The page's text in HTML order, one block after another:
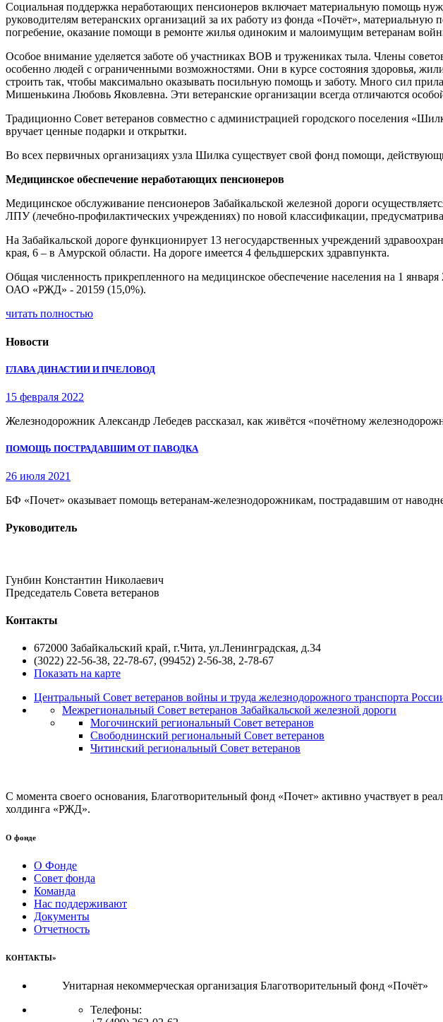
Социальная поддержка неработающих пенсионеров включает материальную помощь
руководителям ветеранских организаций за их работу из фонда «Почёт»,
погребение, оказание помощи в ремонте жилья одиноким и малоимущим ветеранам
Особое внимание уделяется заботе об участниках ВОВ и тружениках тыла. Члены
особенно людей с ограниченными возможностями. Они в курсе состояния здоровья,
строить так, чтобы максимально оказывать посильную помощь и заботу. Много сил
Мишенькина Любовь Яковлевна. Эти ветеранские организации всегда отличаются
Традиционно Совет ветеранов совместно с администрацией городского поселения
вручает ценные подарки и открытки.
Во всех первичных организациях узла Шилка существует свой фонд помощи,
Медицинское обеспечение неработающих пенсионеров
Медицинское обслуживание пенсионеров Забайкальской железной дороги
ЛПУ (лечебно-профилактических учреждениях) по новой классификации,
На Забайкальской дороге функционирует 13 негосударственных учреждений
края, 6 – в Амурской области. На дороге имеется 4 фельдшерских здравпункта.
Общая численность прикрепленного на медицинское обеспечение населения на 1
ОАО «РЖД» - 20159 (15,0%).
читать полностью
Новости
ГЛАВА ДИНАСТИИ И ПЧЕЛОВОД
15 февраля 2022
Железнодорожник Александр Лебедев рассказал, как живётся «почётному
ПОМОЩЬ ПОСТРАДАВШИМ ОТ ПАВОДКА
26 июля 2021
БФ «Почет» оказывает помощь ветеранам-железнодорожникам, пострадавшим от
Руководитель
Гунбин Константин Николаевич
Председатель Совета ветеранов
Контакты
672000 Забайкальский край, г.Чита, ул.Ленинградская, д.34
(3022) 22-56-38, 22-78-67, (99452) 2-56-38, 2-78-67
Показать на карте
Центральный Совет ветеранов войны и труда железнодорожного транспорта
Межрегиональный Совет ветеранов Забайкальской железной дороги
Могочинский региональный Совет ветеранов
Свободнинский региональный Совет ветеранов
Читинский региональный Совет ветеранов
С момента своего основания, Благотворительный фонд «Почет» активно участвует в
холдинга «РЖД».
О фонде
О Фонде
Совет фонда
Команда
Нас поддерживают
Документы
Отчетность
КОНТАКТЫ»
Унитарная некоммерческая организация Благотворительный фонд «Почёт»
Телефоны: